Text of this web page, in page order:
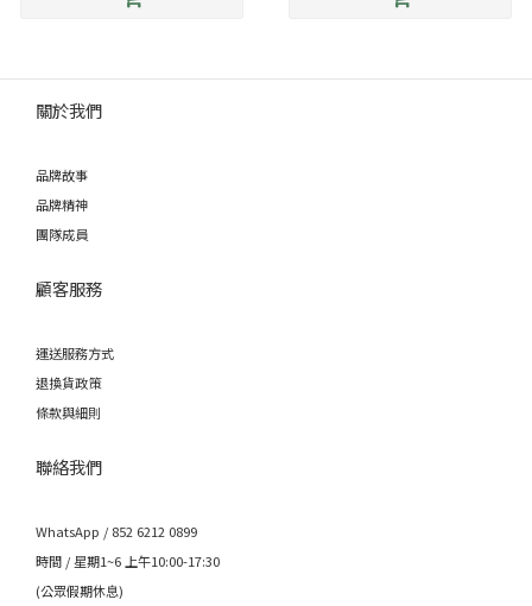
關於我們
品牌故事
品牌精神
團隊成員
顧客服務
運送服務方式
退換貨政策
條款與細則
聯絡我們
WhatsApp / 852 6212 0899
時間 / 星期1~6 上午10:00-17:30
(公眾假期休息)